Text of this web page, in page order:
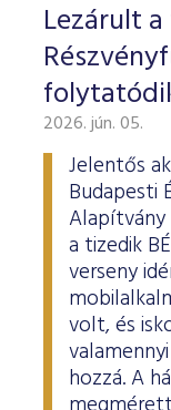
Lezárult
2026. jún. 05.
Jelentős
Budapesti
Alapítvány
a tizedik
verseny
volt, és
hozzá. A